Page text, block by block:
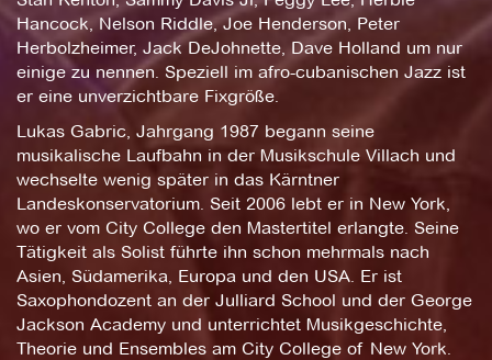
Hancock, Nelson Riddle, Joe Henderson, Peter
Herbolzheimer, Jack DeJohnette, Dave Holland um nur
einige zu nennen. Speziell im afro-cubanischen Jazz ist
er eine unverzichtbare Fixgröße.
Lukas Gabric, Jahrgang 1987 begann seine
musikalische Laufbahn in der Musikschule Villach und
wechselte wenig später in das Kärntner
Landeskonservatorium. Seit 2006 lebt er in New York,
wo er vom City College den Mastertitel erlangte. Seine
Tätigkeit als Solist führte ihn schon mehrmals nach
Asien, Südamerika, Europa und den USA. Er ist
Saxophondozent an der Julliard School und der George
Jackson Academy und unterrichtet Musikgeschichte,
Theorie und Ensembles am City College of New York.